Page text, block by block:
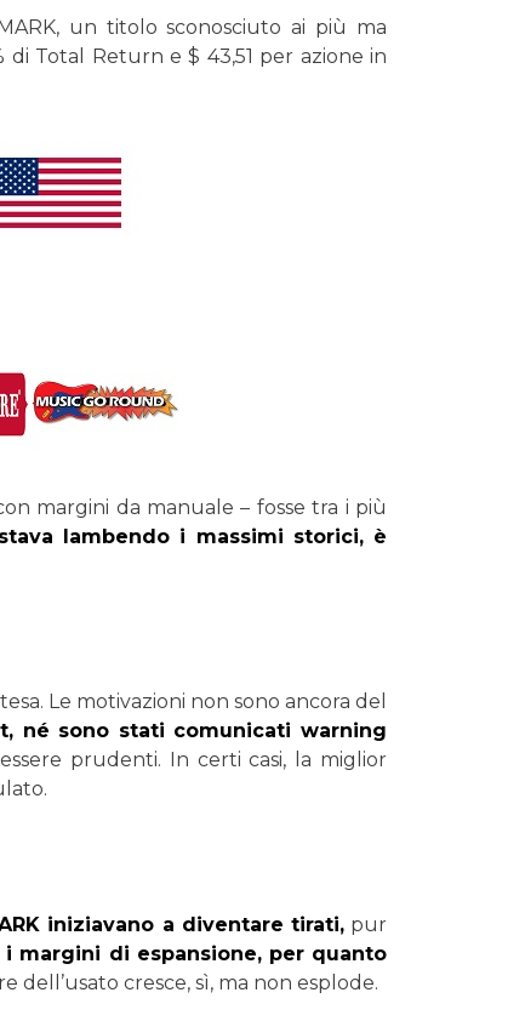
un titolo sconosciuto ai più ma
Total Return e $ 43,51 per azione in
margini da manuale – fosse tra i più
lambendo i massimi storici, è
Le motivazioni non sono ancora del
né sono stati comunicati warning
prudenti. In certi casi, la miglior
iniziavano a diventare tirati,pur
i margini di espansione, per quanto
dell’usato cresce, sì, ma non esplode.